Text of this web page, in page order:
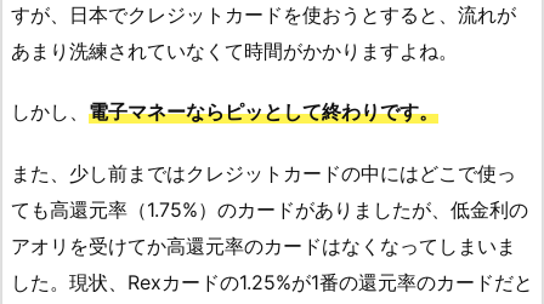
すが、日本でクレジットカードを使おうとすると、流れが
あまり洗練されていなくて時間がかかりますよね。
しかし、 電子マネーならピッとして終わりです。
また、少し前まではクレジットカードの中にはどこで使っ
ても高還元率（1.75%）のカードがありましたが、低金利の
アオリを受けてか高還元率のカードはなくなってしまいま
した。現状、Rexカードの1.25%が1番の還元率のカードだと